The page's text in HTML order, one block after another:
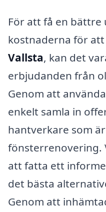
För att få en
kostnaderna för att
Vallsta, kan det
erbjudanden från
Genom att
enkelt samla in
hantverkare som
fönsterrenovering.
att fatta ett
det bästa
Genom att